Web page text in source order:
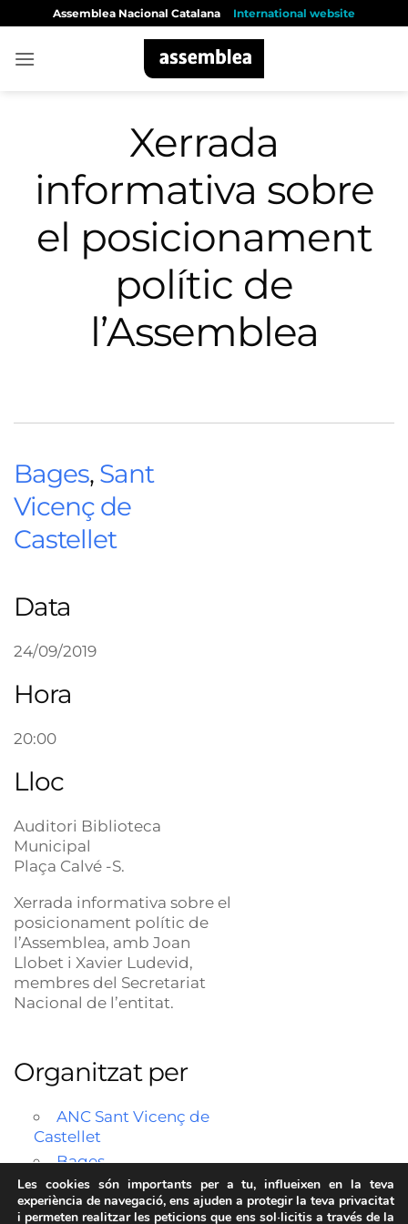
content
Assemblea Nacional Catalana International website
Xerrada
informativa sobre
el posicionament
polític de
l’Assemblea
Bages, Sant
Vicenç de
Castellet
Data
24/09/2019
Hora
20:00
Lloc
Auditori Biblioteca
Municipal
Plaça Calvé -S.
Xerrada informativa sobre el
posicionament polític de
l’Assemblea, amb Joan
Llobet i Xavier Ludevid,
membres del Secretariat
Nacional de l’entitat.
Organitzat per
ANC Sant Vicenç de
Castellet
Bages
Les cookies són importants per a tu, influeixen en la teva
experiència de navegació, ens ajuden a protegir la teva privacitat
i permeten realitzar les peticions que ens sol·licitis a través de la